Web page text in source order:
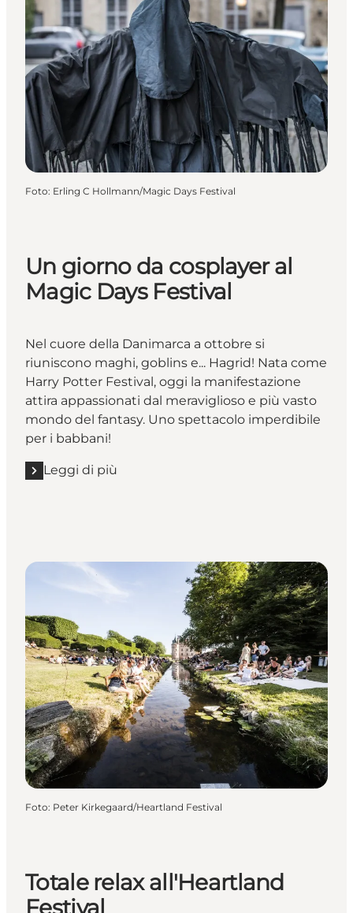
Foto: Erling C Hollmann/Magic Days Festival
Un giorno da cosplayer al
Magic Days Festival
Nel cuore della Danimarca a ottobre si
riuniscono maghi, goblins e... Hagrid! Nata come
Harry Potter Festival, oggi la manifestazione
attira appassionati dal meraviglioso e più vasto
mondo del fantasy. Uno spettacolo imperdibile
per i babbani!
Leggi di più
Leggi di più "Un giorno da cosplayer al Magic Days
Foto: Peter Kirkegaard/Heartland Festival
Totale relax all'Heartland